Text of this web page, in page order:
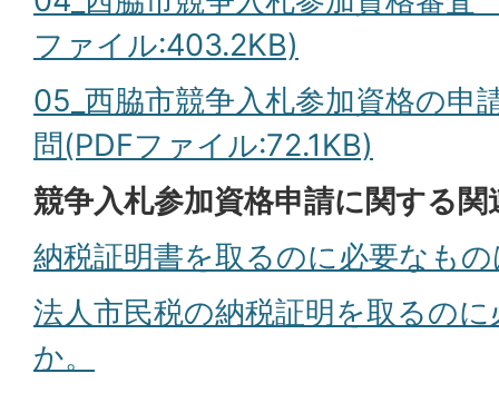
ファイル:403.2KB)
05_西脇市競争入札参加資格の申
問(PDFファイル:72.1KB)
競争入札参加資格申請に関する関
納税証明書を取るのに必要なも
法人市民税の納税証明を取るの
か。